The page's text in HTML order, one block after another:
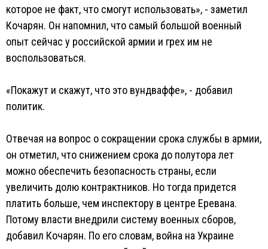
которое не факт, что смогут использовать», - заметил
Кочарян. Он напомнил, что самый большой военный
опыт сейчас у российской армии и грех им не
воспользоваться.
«Покажут и скажут, что это вундваффе», - добавил
политик.
Отвечая на вопрос о сокращении срока службы в армии,
он отметил, что снижением срока до полутора лет
можно обеспечить безопасность страны, если
увеличить долю контрактников. Но тогда придется
платить больше, чем инспектору в центре Еревана.
Потому власти внедрили систему военных сборов,
добавил Кочарян. По его словам, война на Украине